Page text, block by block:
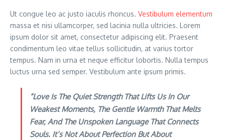
Ut congue leo ac justo iaculis rhoncus. Vestibulum elementum
massa et nisi ullamcorper, sed lacinia nulla ultricies. Lorem
ipsum dolor sit amet, consectetur adipiscing elit. Praesent
condimentum leo vitae tellus sollicitudin, at varius tortor
tempus. Nam in urna et neque efficitur lobortis. Nulla tempus
luctus urna sed semper. Vestibulum ante ipsum primis.
“Love Is The Quiet Strength That Lifts Us In Our
Weakest Moments, The Gentle Warmth That Melts
Fear, And The Unspoken Language That Connects
Souls. It’s Not About Perfection But About